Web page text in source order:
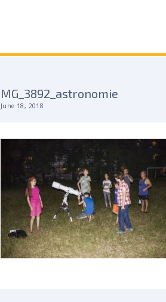
MG_3892_astronomie
June 18, 2018